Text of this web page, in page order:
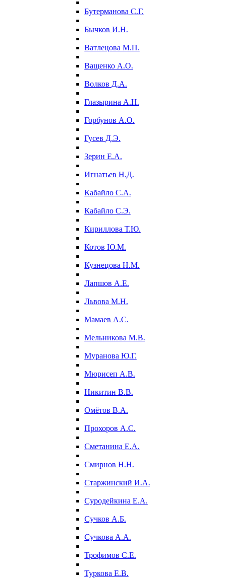
Бутерманова С.Г.
Бычков И.Н.
Ватлецова М.П.
Ващенко А.О.
Волков Д.А.
Глазырина А.Н.
Горбунов А.О.
Гусев Д.Э.
Зерин Е.А.
Игнатьев Н.Д.
Кабайло С.А.
Кабайло С.Э.
Кириллова Т.Ю.
Котов Ю.М.
Кузнецова Н.М.
Лапшов А.Е.
Львова М.Н.
Мамаев А.С.
Мельникова М.В.
Муранова Ю.Г.
Мюрисеп А.В.
Никитин В.В.
Омётов В.А.
Прохоров А.С.
Сметанина Е.А.
Смирнов Н.Н.
Старжинский И.А.
Суродейкина Е.А.
Сучков А.Б.
Сучкова А.А.
Трофимов С.Е.
Туркова Е.В.